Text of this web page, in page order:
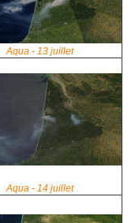
Aqua - 13 juillet
Aqua - 14 juillet